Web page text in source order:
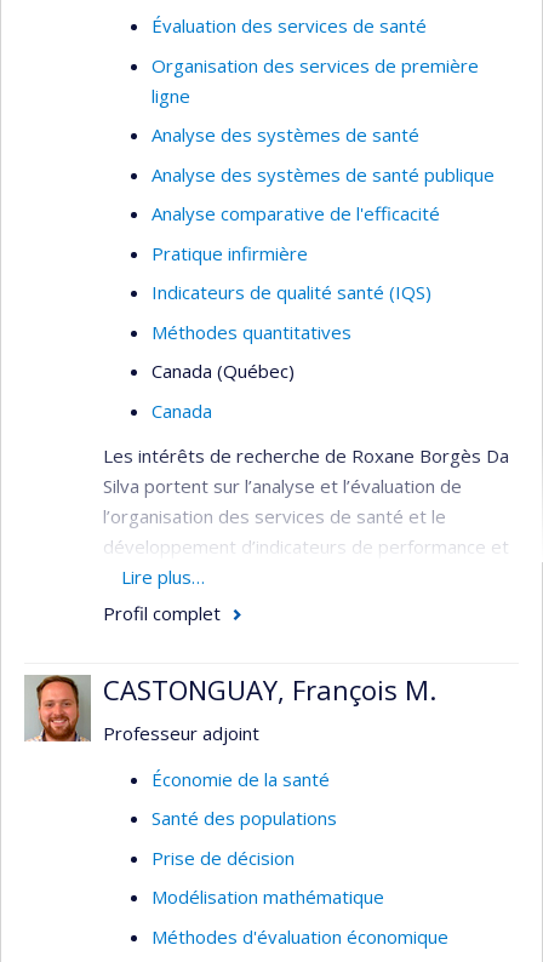
Évaluation des services de santé
Organisation des services de première
ligne
Analyse des systèmes de santé
Analyse des systèmes de santé publique
Analyse comparative de l'efficacité
Pratique infirmière
Indicateurs de qualité santé (IQS)
Méthodes quantitatives
Canada (Québec)
Canada
Les intérêts de recherche de Roxane Borgès Da
Silva portent sur l’analyse et l’évaluation de
l’organisation des services de santé et le
développement d’indicateurs de performance et
de qualité. Elle s’intéresse plus particulièrement à
l’évolution de l’organisation des services de
s’intéresse également aux effets des politiques
de santé liées à l’organisation des services de
collaborations.
Économie de la santé
Organisation des soins de santé
Lire plus…
Profil complet
CASTONGUAY, François M.
Professeur adjoint
Économie de la santé
Santé des populations
Prise de décision
Modélisation mathématique
Méthodes d'évaluation économique